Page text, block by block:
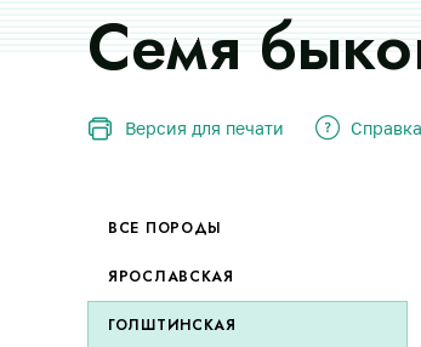
Семя
Версия для печати
ВСЕ ПОРОДЫ
ЯРОСЛАВСКАЯ
ГОЛШТИНСКАЯ